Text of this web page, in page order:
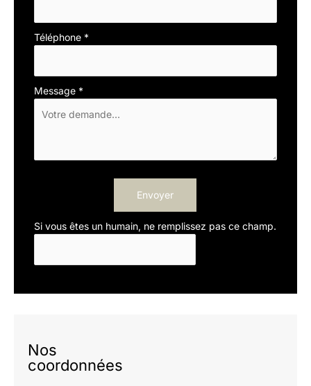
Téléphone *
Message *
Envoyer
Si vous êtes un humain, ne remplissez pas ce champ.
Nos
coordonnées